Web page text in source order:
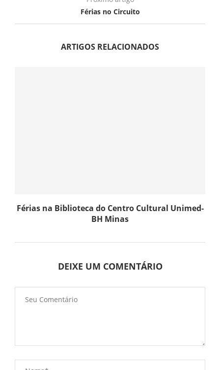
Férias no Circuito
ARTIGOS RELACIONADOS
Férias na Biblioteca do Centro Cultural Unimed-
BH Minas
DEIXE UM COMENTÁRIO